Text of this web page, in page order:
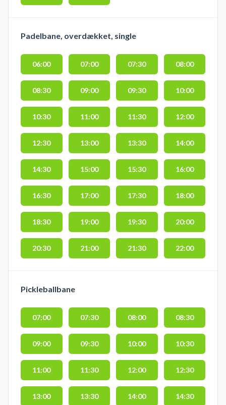
Padelbane, overdækket, single
06:00 07:00 07:30 08:00
08:30 09:00 09:30 10:00
10:30 11:00 11:30 12:00
12:30 13:00 13:30 14:00
14:30 15:00 15:30 16:00
16:30 17:00 17:30 18:00
18:30 19:00 19:30 20:00
20:30 21:00 21:30 22:00
Pickleballbane
07:00 07:30 08:00 08:30
09:00 09:30 10:00 10:30
11:00 11:30 12:00 12:30
13:00 13:30 14:00 14:30